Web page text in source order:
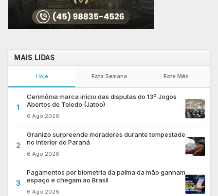
MAIS LIDAS
Hoje Esta Semana Este Mês
1
Cerimônia marca início das disputas do 13º Jogos
Abertos de Toledo (Jatoo)
6 Ago 2026
2
Granizo surpreende moradores durante tempestade
no interior do Paraná
6 Ago 2026
3
Pagamentos por biometria da palma da mão ganham
espaço e chegam ao Brasil
6 Ago 2026